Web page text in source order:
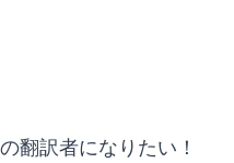
翻訳者になりたい！